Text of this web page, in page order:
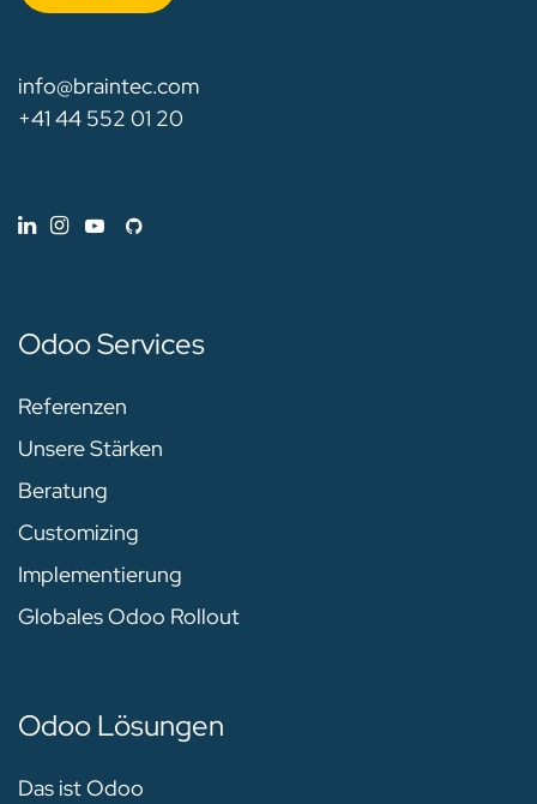
info@braintec.com
+41 44 552 01 20
Odoo Services
Referenzen
Unsere Stärken
Beratung
Customizing
Implementierung
Globales Odoo Rollout
Odoo Lösungen
Das ist Odoo